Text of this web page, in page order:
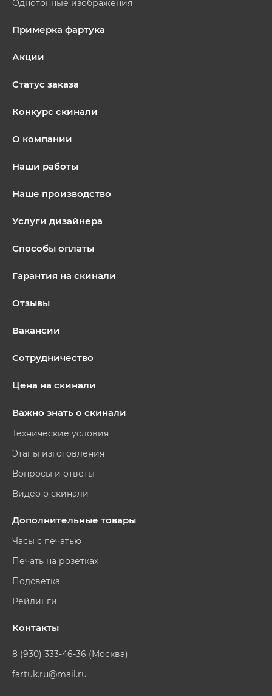
Однотонные изображения
Примерка фартука
Акции
Статус заказа
Конкурс скинали
О компании
Наши работы
Наше производство
Услуги дизайнера
Способы оплаты
Гарантия на скинали
Отзывы
Вакансии
Сотрудничество
Цена на скинали
Важно знать о скинали
Технические условия
Этапы изготовления
Вопросы и ответы
Видео о скинали
Дополнительные товары
Часы с печатью
Печать на розетках
Подсветка
Рейлинги
Контакты
8 (930) 333-46-36 (Москва)
fartuk.ru@mail.ru